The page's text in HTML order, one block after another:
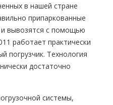
в нашей стране
припаркованные
вывозятся с помощью
работает практически
погрузчик. Технология
достаточно
системы,